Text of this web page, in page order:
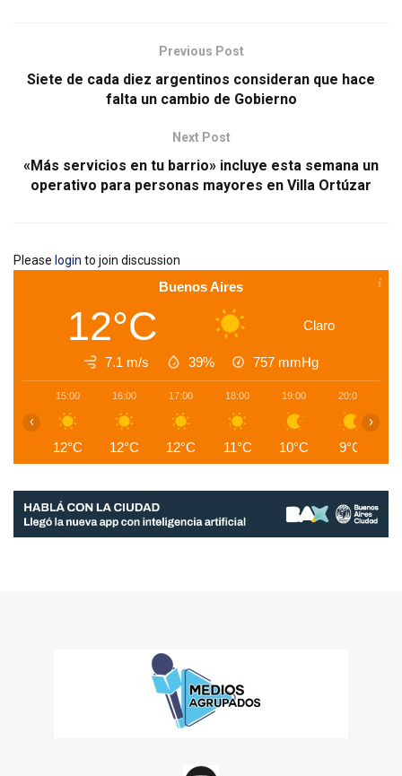
Previous Post
Siete de cada diez argentinos consideran que hace
falta un cambio de Gobierno
Next Post
«Más servicios en tu barrio» incluye esta semana un
operativo para personas mayores en Villa Ortúzar
Please login to join discussion
Buenos Aires
12°C Claro
7.1 m/s 39% 757 mmHg
15:00
12°C
16:00
12°C
17:00
12°C
18:00
11°C
19:00
10°C
20:00
9°C
‹ ›